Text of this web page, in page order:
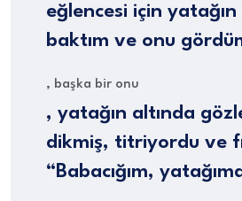
eğlencesi için yatağın
baktım ve onu
, başka bir onu
, yatağın altında
dikmiş, titriyordu ve
“Babacığım,